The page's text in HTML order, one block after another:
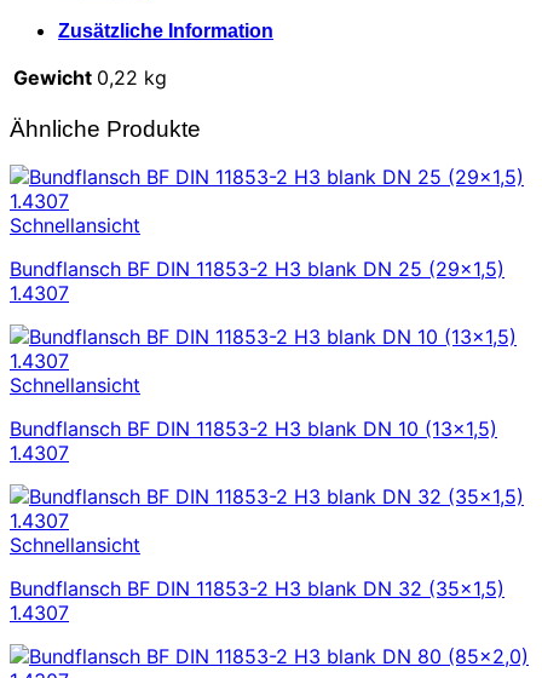
Zusätzliche Information
Gewicht 0,22 kg
Ähnliche Produkte
Schnellansicht
Bundflansch BF DIN 11853-2 H3 blank DN 25 (29×1,5)
1.4307
Schnellansicht
Bundflansch BF DIN 11853-2 H3 blank DN 10 (13×1,5)
1.4307
Schnellansicht
Bundflansch BF DIN 11853-2 H3 blank DN 32 (35×1,5)
1.4307